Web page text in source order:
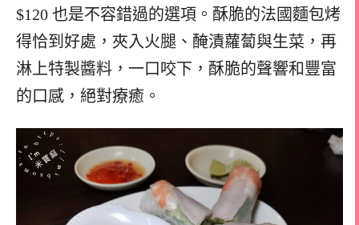
$120 也是不容錯過的選項。酥脆的法國麵包烤
得恰到好處，夾入火腿、醃漬蘿蔔與生菜，再
淋上特製醬料，一口咬下，酥脆的聲響和豐富
的口感，絕對療癒。